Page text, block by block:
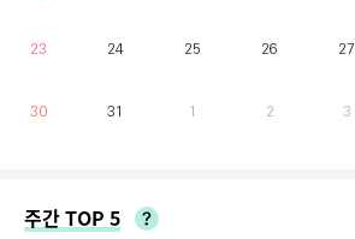
23 24 25 26 27
30 31 1 2 3
주간 TOP 5